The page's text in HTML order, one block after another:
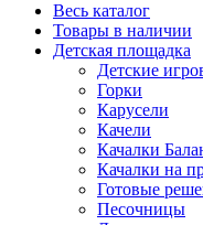
Весь каталог
Товары в наличии
Детская площадка
Детские
Горки
Карусели
Качели
Качалки
Качалки на
Готовые
Песочницы